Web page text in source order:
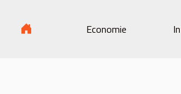
Economie